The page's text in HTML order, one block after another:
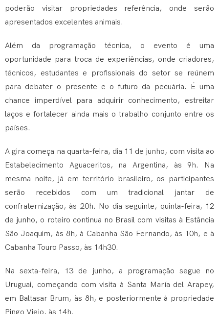
poderão visitar propriedades referência, onde serão
apresentados excelentes animais.
Além da programação técnica, o evento é uma
oportunidade para troca de experiências, onde criadores,
técnicos, estudantes e profissionais do setor se reúnem
para debater o presente e o futuro da pecuária. É uma
chance imperdível para adquirir conhecimento, estreitar
laços e fortalecer ainda mais o trabalho conjunto entre os
países.
A gira começa na quarta-feira, dia 11 de junho, com visita ao
Estabelecimento Aguaceritos, na Argentina, às 9h. Na
mesma noite, já em território brasileiro, os participantes
serão recebidos com um tradicional jantar de
confraternização, às 20h. No dia seguinte, quinta-feira, 12
de junho, o roteiro continua no Brasil com visitas à Estância
São Joaquim, às 8h, à Cabanha São Fernando, às 10h, e à
Cabanha Touro Passo, às 14h30.
Na sexta-feira, 13 de junho, a programação segue no
Uruguai, começando com visita à Santa María del Arapey,
em Baltasar Brum, às 8h, e posteriormente à propriedade
Pingo Viejo, às 14h.